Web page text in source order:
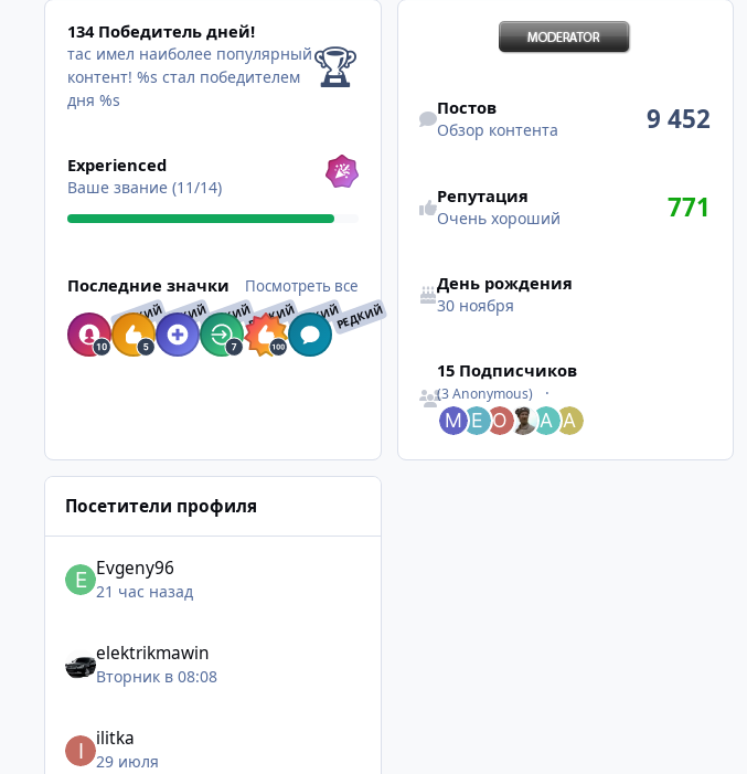
134 Победитель дней!
134 Победитель дней!
тас имел наиболее популярный
контент! %s стал победителем
дня %s
🏆
Experienced
Ваше звание (11/14)
Последние значки Посмотреть все
РЕДКИЙРЕДКИЙРЕДКИЙРЕДКИЙРЕДКИЙРЕДКИЙ
Постов
Обзор контента 9 452
Репутация
Очень хороший 771
День рождения
30 ноября
15 Подписчиков
(3 Anonymous)
Посетители профиля
Evgeny96
21 час назад
elektrikmawin
Вторник в 08:08
ilitka
29 июля